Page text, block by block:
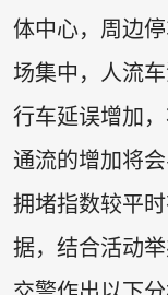
体中心，周边
场集中，人流
行车延误增加
通流的增加将
拥堵指数较平
据，结合活动